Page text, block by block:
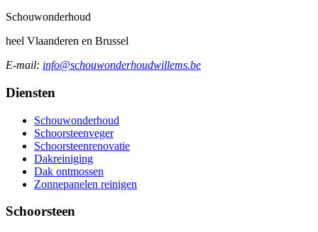
Schouwonderhoud
heel Vlaanderen en Brussel
E-mail: info@schouwonderhoudwillems.be
Diensten
Schouwonderhoud
Schoorsteenveger
Schoorsteenrenovatie
Dakreiniging
Dak ontmossen
Zonnepanelen reinigen
Schoorsteen